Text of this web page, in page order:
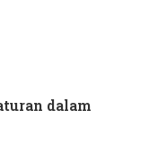
dalam